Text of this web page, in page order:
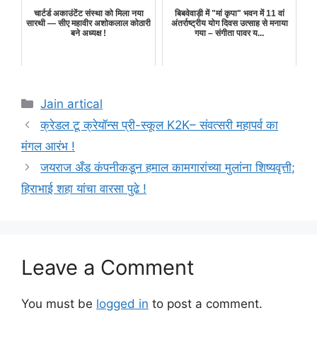
चार्टर्ड अकाउंटेंट संस्था को मिला नया
सारथी — सीए महावीर अशोकलाल कोठारी
बने अध्यक्ष !
बिबवेवाड़ी में "मां कृपा" भवन में 11 वां
अंतर्राष्ट्रीय योग दिवस उत्साह से मनाया
गया – संगीता पावर य...
Categories
Jain artical
क्रेडल टू क्रेयॉन्स प्री-स्कूल K2K– संवत्सरी महापर्व का
मंगल आरंभ !
जयराज अँड कंपनीकडून हमाल कामगारांच्या मुलांना शिष्यवृत्ती;
हिराभाई शहा यांचा वारसा पुढे !
Leave a Comment
You must be logged in to post a comment.